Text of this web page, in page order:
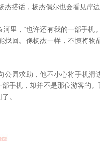
杰搭话，杨杰偶尔也会看见岸
，“也许还有我的一部手机
找回。像杨杰一样，不慎将物
园求助，他不小心将手机滑
手机，却并不是那位游客的
。